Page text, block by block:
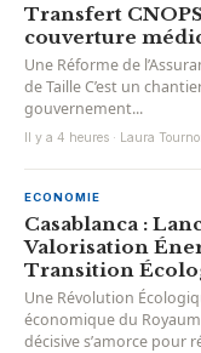
Transfert
couverture
Une Réforme de
de Taille C’est un
gouvernement...
Il y a 4 heures · Laura
ECONOMIE
Casablanca :
Valorisation
Transition
Une Révolution
économique du
décisive s’amorce pour